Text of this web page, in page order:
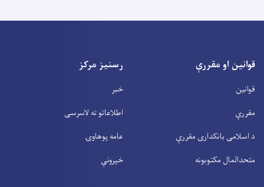
قوانین او مقررې
قوانین
مقررې
د اسلامی بانکداری مقررې
متحدالمال مکتوبونه
رسنیز مرکز
خبر
اطلاعاتو ته لاسرسی
عامه پوهاوۍ
خپرونې